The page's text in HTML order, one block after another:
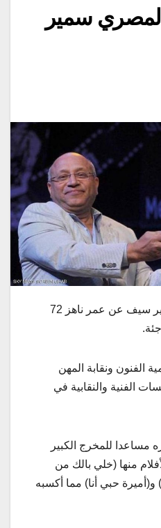
سمير
توفي المخرج المصري سمير سيف عن عمر ناهز 72
الفنون ونقابة المهن
الفنية والنقابية في
للمخرج الكبير
منها (خلي بالك من
حبي أنا) مما أكسبه